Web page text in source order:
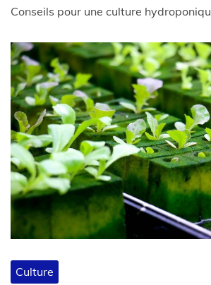
Conseils pour une culture
Culture